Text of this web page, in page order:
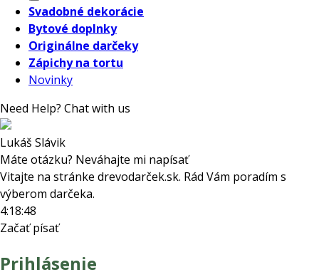
Svadobné dekorácie
Bytové doplnky
Originálne darčeky
Zápichy na tortu
Novinky
Need Help? Chat with us
Lukáš Slávik
Máte otázku? Neváhajte mi napísať
Vitajte na stránke drevodarček.sk. Rád Vám poradím s
výberom darčeka.
4:18:48
Začať písať
Prihlásenie